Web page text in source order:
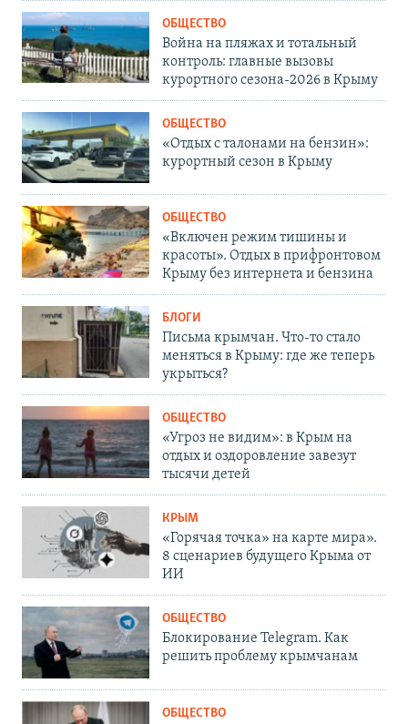
ОБЩЕСТВО
Война на пляжах и тотальный
контроль: главные вызовы
курортного сезона-2026 в Крыму
ОБЩЕСТВО
«Отдых с талонами на бензин»:
курортный сезон в Крыму
ОБЩЕСТВО
«Включен режим тишины и
красоты». Отдых в прифронтовом
Крыму без интернета и бензина
БЛОГИ
Письма крымчан. Что-то стало
меняться в Крыму: где же теперь
укрыться?
ОБЩЕСТВО
«Угроз не видим»: в Крым на
отдых и оздоровление завезут
тысячи детей
КРЫМ
«Горячая точка» на карте мира».
8 сценариев будущего Крыма от
ИИ
ОБЩЕСТВО
Блокирование Telegram. Как
решить проблему крымчанам
ОБЩЕСТВО